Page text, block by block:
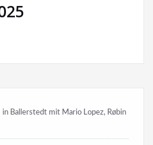
in Ballerstedt mit Mario Lopez, Røbin